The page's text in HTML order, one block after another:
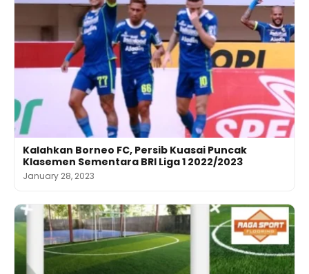
Kalahkan Borneo FC, Persib Kuasai Puncak
Klasemen Sementara BRI Liga 1 2022/2023
January 28, 2023